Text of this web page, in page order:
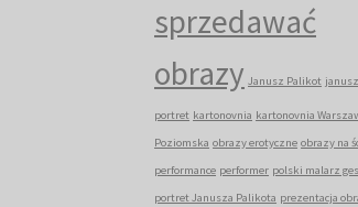
sprzedawać
obrazy Janusz Palikot
portret kartonovnia kartonovnia
Poziomska obrazy erotyczne obrazy na
performance performer polski malarz
portret Janusza Palikota prezentacja